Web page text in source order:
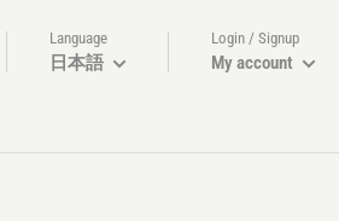
Language
日本語
Login / Signup
My account